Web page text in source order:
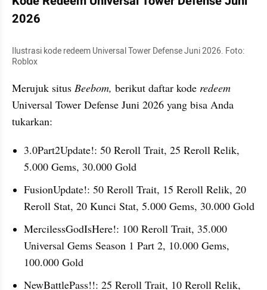
2026
Ilustrasi kode redeem Universal Tower Defense Juni 2026. Foto:
Roblox
Merujuk situs Beebom, berikut daftar kode
Universal Tower Defense Juni 2026 yang bisa Anda
tukarkan:
3.0Part2Update!: 50 Reroll Trait, 25 Reroll Relik,
5.000 Gems, 30.000 Gold
FusionUpdate!: 50 Reroll Trait, 15 Reroll Relik, 20
MercilessGodIsHere!: 100 Reroll Trait, 35.000
Universal Gems Season 1 Part 2, 10.000 Gems,
100.000 Gold
NewBattlePass!!: 25 Reroll Trait, 10 Reroll Relik,